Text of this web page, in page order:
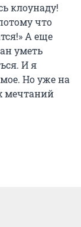
клоунаду!
что
А еще
уметь
И я
Но уже на
мечтаний